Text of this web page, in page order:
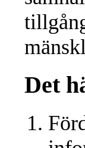
Det